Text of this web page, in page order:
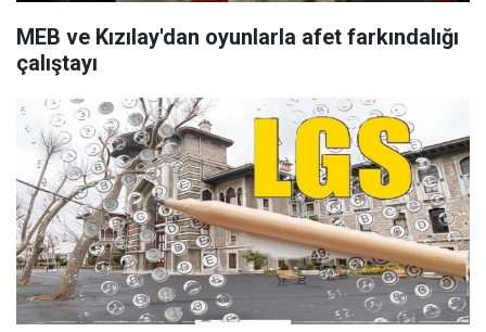
MEB ve Kızılay'dan oyunlarla afet farkındalığı
çalıştayı